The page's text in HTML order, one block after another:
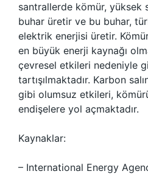
santrallerde kömür, yüksek
buhar üretir ve bu buhar,
elektrik enerjisi üretir.
en büyük enerji kaynağı
çevresel etkileri nedeniyle
tartışılmaktadır. Karbon
gibi olumsuz etkileri,
endişelere yol açmaktadır.
Kaynaklar:
– International Energy